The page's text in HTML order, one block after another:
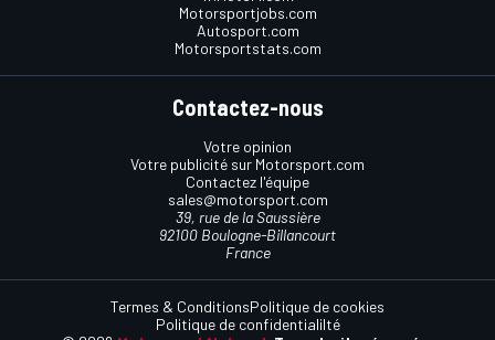
Motorsportjobs.com
Autosport.com
Motorsportstats.com
Contactez-nous
Votre opinion
Votre publicité sur Motorsport.com
Contactez l'équipe
sales@motorsport.com
39, rue de la Saussière
92100 Boulogne-Billancourt
France
Termes & ConditionsPolitique de cookies
Politique de confidentialilté